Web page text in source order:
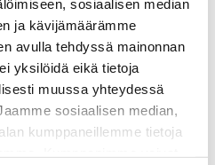
sosiaalisen median
ja kävijämäärämme
avulla tehdyssä mainonnan
yksilöidä eikä tietoja
muussa yhteydessä
sosiaalisen median,
kumppaneillemme tietoja